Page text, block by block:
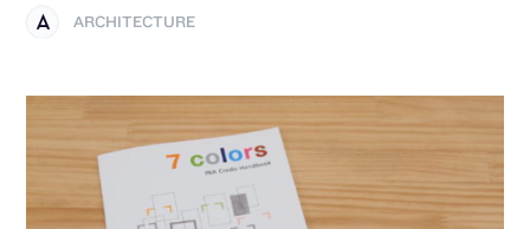
ARCHITECTURE